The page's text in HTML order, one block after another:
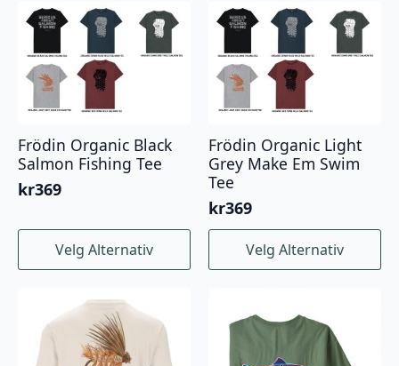
flere
varianter.
Alternativene
kan
velges
på
Frödin Organic Black
Salmon Fishing Tee
kr369
Velg Alternativ
Dette
produktet
varianter.
Alternativene
kan
Frödin Organic Light
Grey Make Em Swim
Tee
kr369
Velg Alternativ
Dette
produktet
varianter.
Alternativene